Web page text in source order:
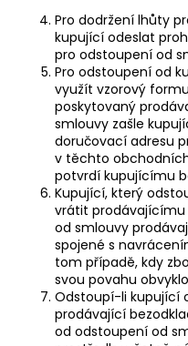
Pro dodržení lhůty
kupující odeslat
pro odstoupení od
Pro odstoupení od
využít vzorový
poskytovaný
smlouvy zašle
doručovací adresu
v těchto
potvrdí kupujícímu
Kupující, který
vrátit prodávajícímu
od smlouvy
spojené s
tom případě, kdy
svou povahu
Odstoupí-li kupující
prodávající
od odstoupení od